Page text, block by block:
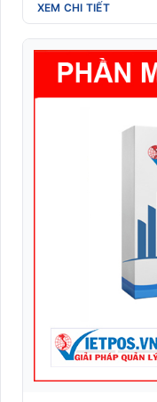
XEM CHI TIẾT